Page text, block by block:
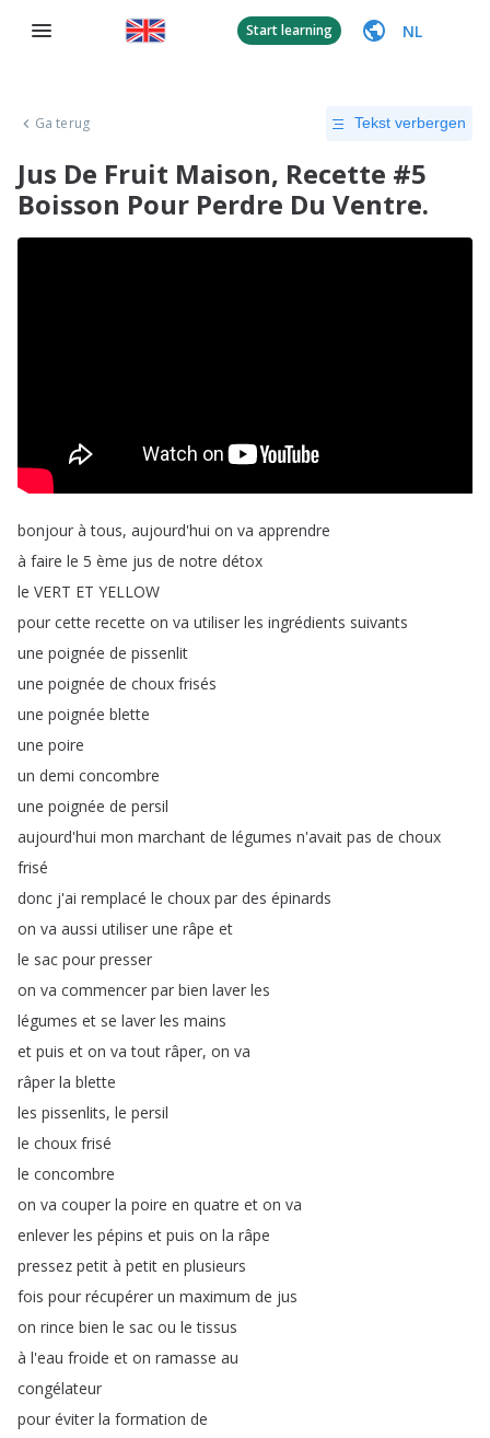
Start learning NL
Ga terug Tekst verbergen
Jus De Fruit Maison, Recette #5
Boisson Pour Perdre Du Ventre.
bonjour à tous, aujourd'hui on va apprendre
à faire le 5 ème jus de notre détox
le VERT ET YELLOW
pour cette recette on va utiliser les ingrédients suivants
une poignée de pissenlit
une poignée de choux frisés
une poignée blette
une poire
un demi concombre
une poignée de persil
aujourd'hui mon marchant de légumes n'avait pas de choux
frisé
donc j'ai remplacé le choux par des épinards
on va aussi utiliser une râpe et
le sac pour presser
on va commencer par bien laver les
légumes et se laver les mains
et puis et on va tout râper, on va
râper la blette
les pissenlits, le persil
le choux frisé
le concombre
on va couper la poire en quatre et on va
enlever les pépins et puis on la râpe
pressez petit à petit en plusieurs
fois pour récupérer un maximum de jus
on rince bien le sac ou le tissus
à l'eau froide et on ramasse au
congélateur
pour éviter la formation de